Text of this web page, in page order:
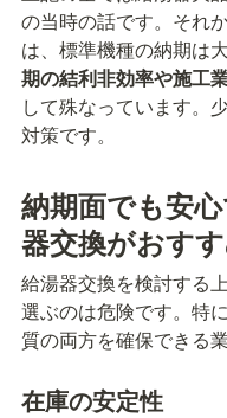
の当時の話です。それ
は、標準機種の納期は
期の結利非効率や施工
して殊なっています。
対策です。
納期面でも安
器交換がおす
給湯器交換を検討する
選ぶのは危険です。特
質の両方を確保できる
在庫の安定性